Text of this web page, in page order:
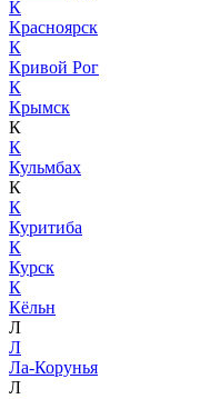
К
Красноярск
К
Кривой Рог
К
Крымск
К
К
Кульмбах
К
К
Куритиба
К
Курск
К
Кёльн
Л
Л
Ла-Корунья
Л